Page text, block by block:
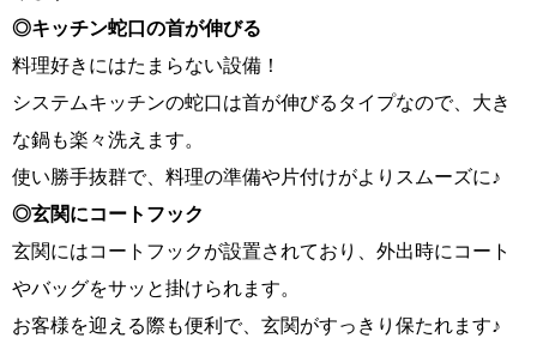
◎キッチン蛇口の首が伸びる
料理好きにはたまらない設備！
システムキッチンの蛇口は首が伸びるタイプなので、大き
な鍋も楽々洗えます。
使い勝手抜群で、料理の準備や片付けがよりスムーズに♪
◎玄関にコートフック
玄関にはコートフックが設置されており、外出時にコート
やバッグをサッと掛けられます。
お客様を迎える際も便利で、玄関がすっきり保たれます♪